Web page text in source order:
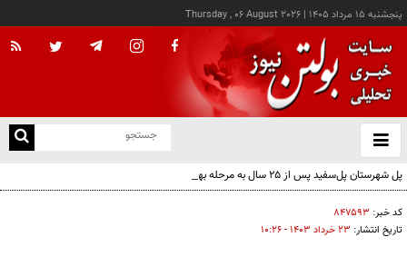
پنجشنبه ۱۵ مرداد ۱۴۰۵ |
Thursday , 06 August 2026
باز
و
پل شهرستان پل‌سفید پس از ۲۵ سال به مرحله بهره‌برداری رسید
کد خبر: ۸۴۷۵۹۳
تاریخ انتشار: ۲۳ خرداد ۱۴۰۳ - ۱۰:۲۶